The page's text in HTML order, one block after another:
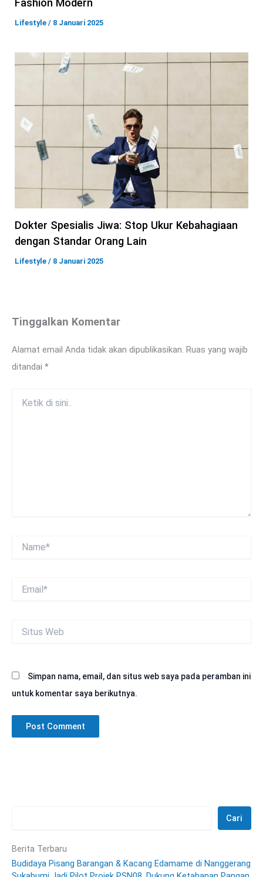
Fashion Modern
Lifestyle / 8 Januari 2025
Dokter Spesialis Jiwa: Stop Ukur Kebahagiaan
dengan Standar Orang Lain
Lifestyle / 8 Januari 2025
Tinggalkan Komentar
Alamat email Anda tidak akan dipublikasikan. Ruas yang wajib
ditandai *
Web
Simpan nama, email, dan situs web saya pada peramban ini
untuk komentar saya berikutnya.
Cari
Berita Terbaru
Budidaya Pisang Barangan & Kacang Edamame di Nanggerang